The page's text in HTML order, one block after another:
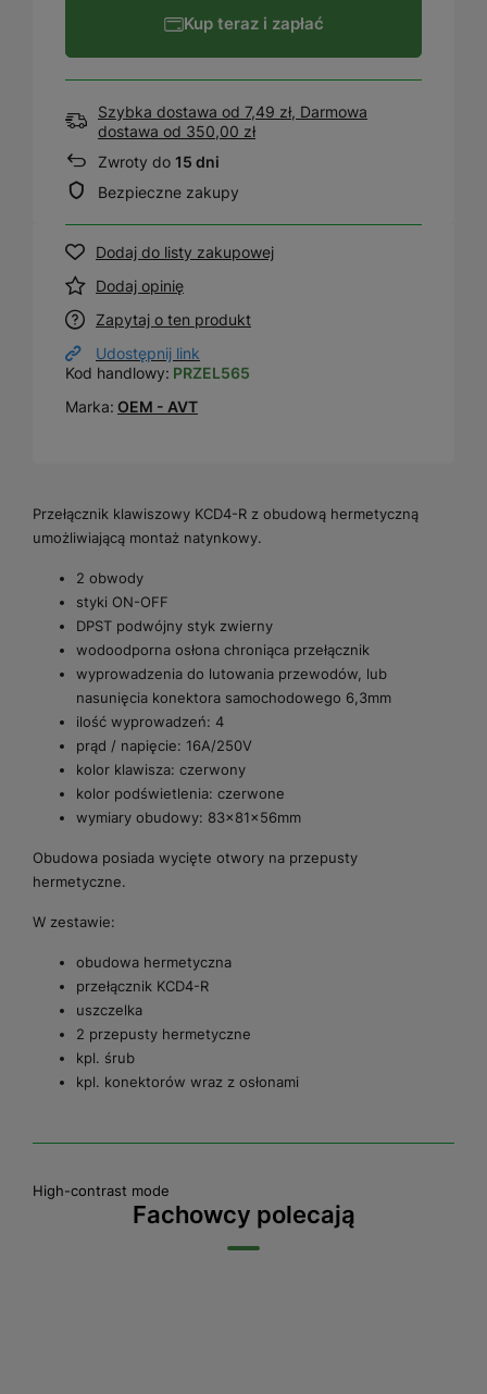
Kup teraz i zapłać
Szybka dostawa od 7,49 zł, Darmowa
dostawa od 350,00 zł
Zwroty do 15 dni
Bezpieczne zakupy
Dodaj do listy zakupowej
Dodaj opinię
Zapytaj o ten produkt
Udostępnij link
Kod handlowy: PRZEL565
Marka: OEM - AVT
Przełącznik klawiszowy KCD4-R z obudową hermetyczną
umożliwiającą montaż natynkowy.
2 obwody
styki ON-OFF
DPST podwójny styk zwierny
wodoodporna osłona chroniąca przełącznik
wyprowadzenia do lutowania przewodów, lub
nasunięcia konektora samochodowego 6,3mm
ilość wyprowadzeń: 4
prąd / napięcie: 16A/250V
kolor klawisza: czerwony
kolor podświetlenia: czerwone
wymiary obudowy: 83x81x56mm
Obudowa posiada wycięte otwory na przepusty
hermetyczne.
W zestawie:
obudowa hermetyczna
przełącznik KCD4-R
uszczelka
2 przepusty hermetyczne
kpl. śrub
kpl. konektorów wraz z osłonami
High-contrast mode
Fachowcy polecają